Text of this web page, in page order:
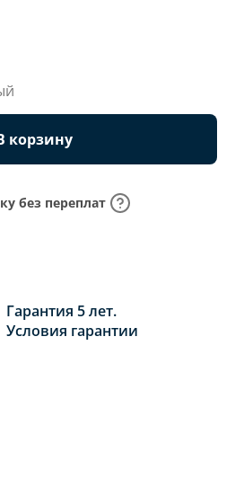
корзину
без переплат
Гарантия 5 лет.
Условия гарантии